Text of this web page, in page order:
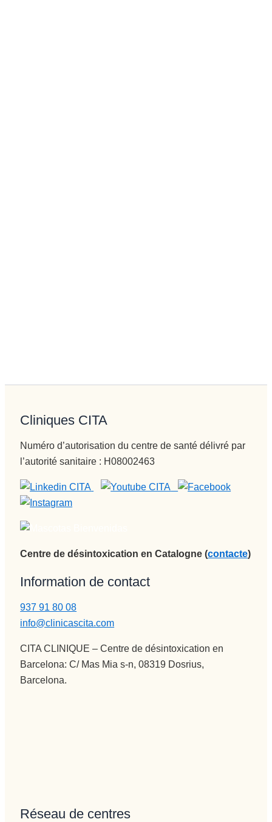
Cliniques CITA
Numéro d’autorisation du centre de santé délivré par
l’autorité sanitaire : H08002463
Centre de désintoxication en Catalogne (contacte)
Information de contact
937 91 80 08
info@clinicascita.com
CITA CLINIQUE – Centre de désintoxication en
Barcelona: C/ Mas Mia s-n, 08319 Dosrius,
Barcelona.
Réseau de centres